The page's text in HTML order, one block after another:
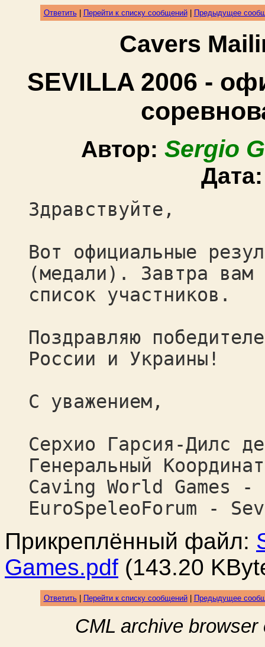
Ответить| Перейти к списку сообщений| Предыдущее
Cavers
SEVILLA 2006 -
Автор: Sergio
Здравствуйте,
Вот официальные
(медали). Завтра вам
список участников.
Поздравляю
России и Украины!
С уважением,
Серхио Гарсия-Дилс
Генеральный
Caving World Games
EuroSpeleoForum -
Прикреплённый файл:
Games.pdf (143.20
Ответить| Перейти к списку сообщений| Предыдущее
CML archive